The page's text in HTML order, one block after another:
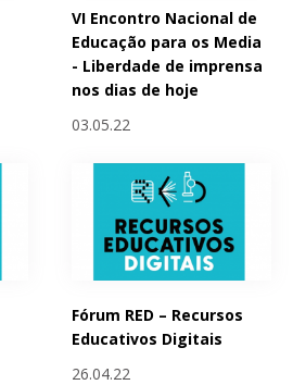
VI Encontro Nacional de
Educação para os Media
- Liberdade de imprensa
nos dias de hoje
03.05.22
Fórum RED – Recursos
Educativos Digitais
26.04.22